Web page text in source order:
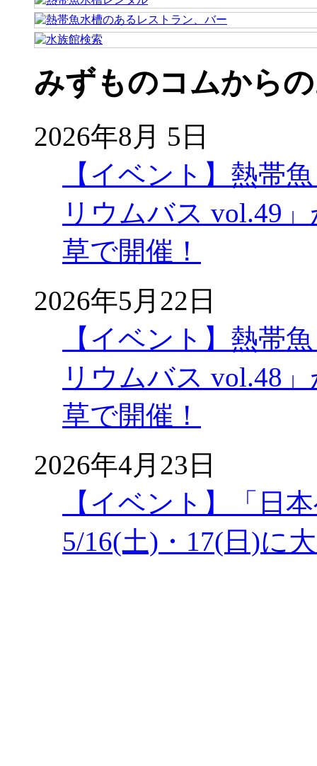
みずものコムから
2026年8月 5日
【イベント】熱帯
リウムバス vol.49
草で開催！
2026年5月22日
【イベント】熱帯
リウムバス vol.48
草で開催！
2026年4月23日
【イベント】「日
5/16(土)・17(日)に